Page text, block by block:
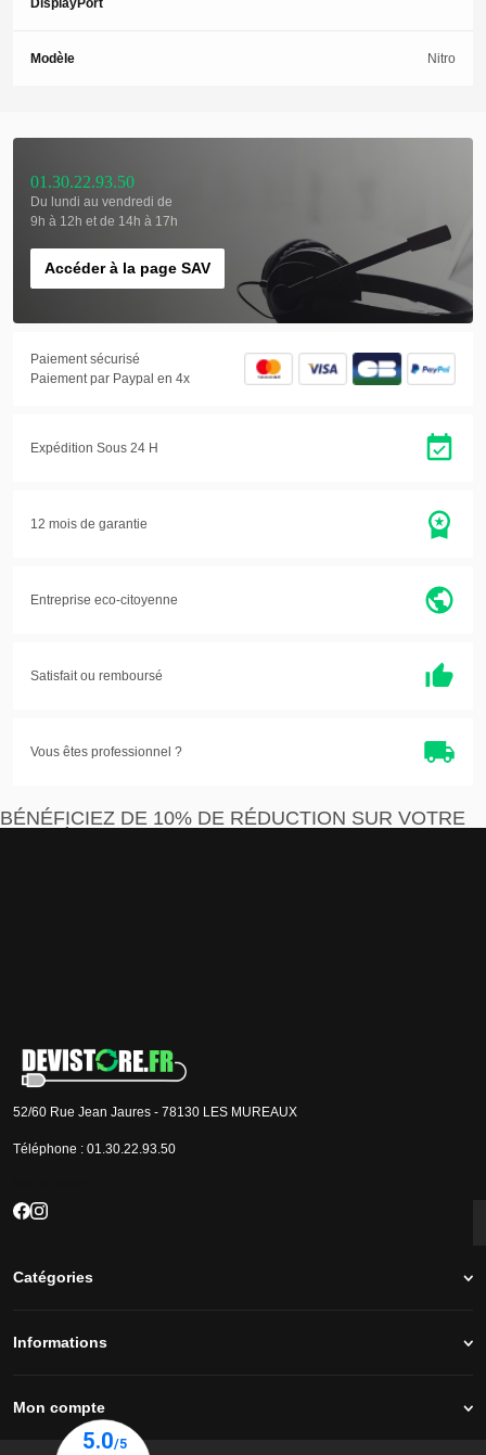
Modèle Nitro
01.30.22.93.50
Du lundi au vendredi de
9h à 12h et de 14h à 17h
Accéder à la page SAV
Paiement sécurisé
Paiement par Paypal en 4x
Expédition Sous 24 H
12 mois de garantie
Entreprise eco-citoyenne
Satisfait ou remboursé
Vous êtes professionnel ?
BÉNÉFICIEZ DE 10% DE RÉDUCTION SUR VOTRE
52/60 Rue Jean Jaures - 78130 LES MUREAUX
Téléphone : 01.30.22.93.50
Catégories
Informations
Mon compte